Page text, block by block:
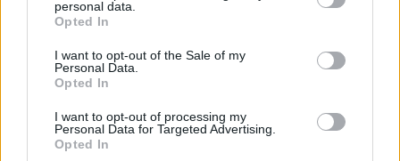
personal data.
Opted In
I want to opt-out of the Sale of my
Personal Data.
Opted In
I want to opt-out of processing my
Personal Data for Targeted Advertising.
Opted In
περισσότερο προς την πόλη τους τελευταίους
αποτελούσε σημαντική ήττα για τη Μόσχα.
ακολούθησε αναφορές Ρώσων αξιωματούχων ότι
το φράγμα Kakhovka, επίσης στη Χερσώνα, είχε